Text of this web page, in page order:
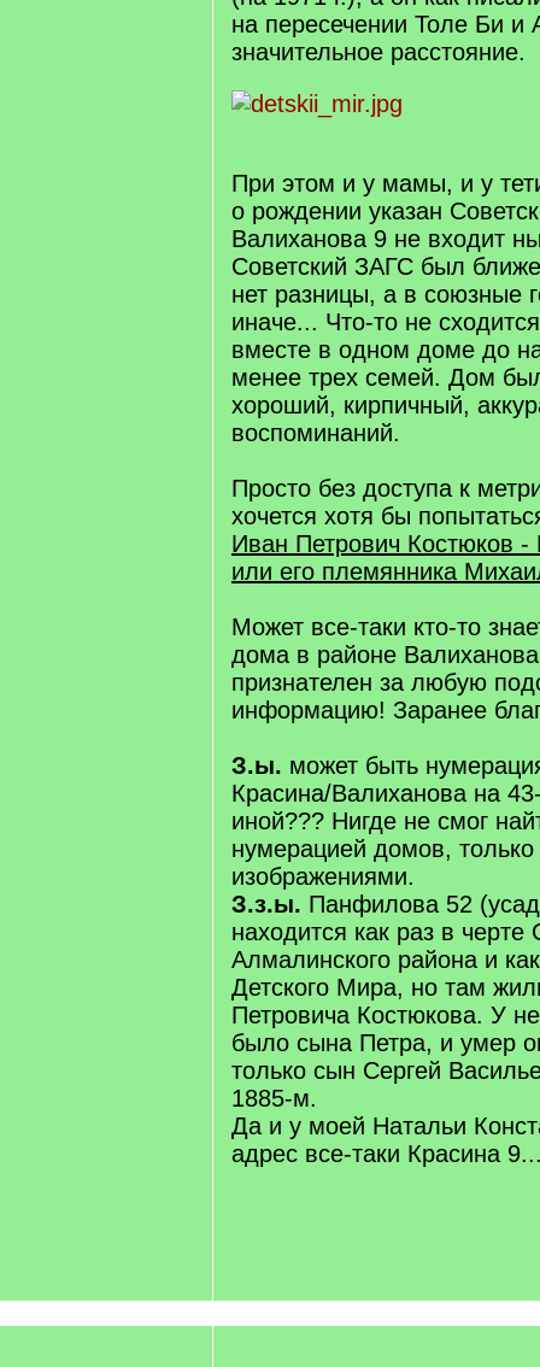
на пересечении Толе Би
значительное расстояние.
При этом и у мамы, и у
о рождении указан
Валиханова 9 не входит
Советский ЗАГС был
нет разницы, а в союзные
иначе... Что-то не
вместе в одном доме до
менее трех семей. Дом
хороший, кирпичный,
воспоминаний.
Просто без доступа к
хочется хотя бы
Иван Петрович Костюков -
или его племянника
Может все-таки кто-то
дома в районе
признателен за любую
информацию! Заранее
З.ы. может быть
Красина/Валиханова на
иной??? Нигде не смог
нумерацией домов,
изображениями.
З.з.ы. Панфилова 52
находится как раз в черте
Алмалинского района и
Детского Мира, но там
Петровича Костюкова. У
было сына Петра, и умер
только сын Сергей
1885-м.
Да и у моей Натальи
адрес все-таки Красина